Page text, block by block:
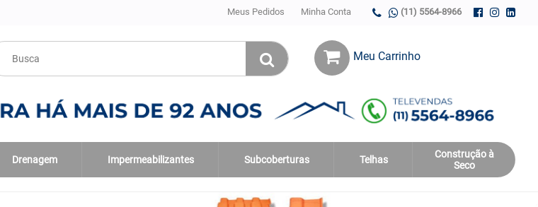
(11) 5564-8966
Meus Pedidos Minha Conta
Meu Carrinho
Drenagem Impermeabilizantes Subcoberturas Telhas
Construção à
Seco